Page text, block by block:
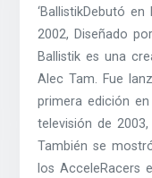
‘BallistikDebutó
2002, Diseñado
Ballistik es una
Alec Tam. Fue
primera edición
televisión de
También se
los AcceleRacers